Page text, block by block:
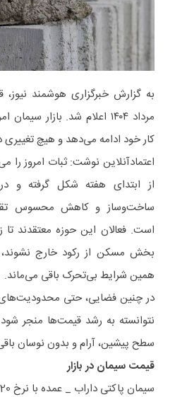
مرداد ۱۴۰۴ اعلام شد. بازار
کار خود ادامه می‌دهد و هیچ
اعتمادآنلاین نوشت: ثبات امروز را
از ابتدای هفته شکل گرفته و
ساخت‌وساز و کاهش محسوس
است. فعالان این حوزه معتقدند تا
بخش مسکن از رکود خارج نشوند،
همین شرایط بی‌تحرک باقی می‌ماند.
در چنین فضایی، حتی محدودیت‌های
نتوانسته به رشد قیمت‌ها منجر
سطح پیشین، آرام و بدون نوسان
قیمت سیمان در بازار
سیمان پاکتی داراب _ عمده با نرخ 120 هزار تومان معامله می‌شود.